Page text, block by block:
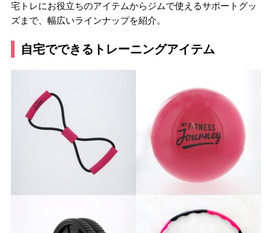
宅トレにお役立ちのアイテムからジムで使えるサポートグッ
ズまで、幅広いラインナップを紹介。
自宅でできるトレーニングアイテム